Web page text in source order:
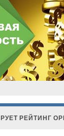
РЕЙТИНГ